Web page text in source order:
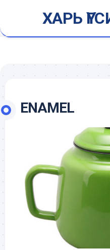
content
ХАРЬ
ENAMEL